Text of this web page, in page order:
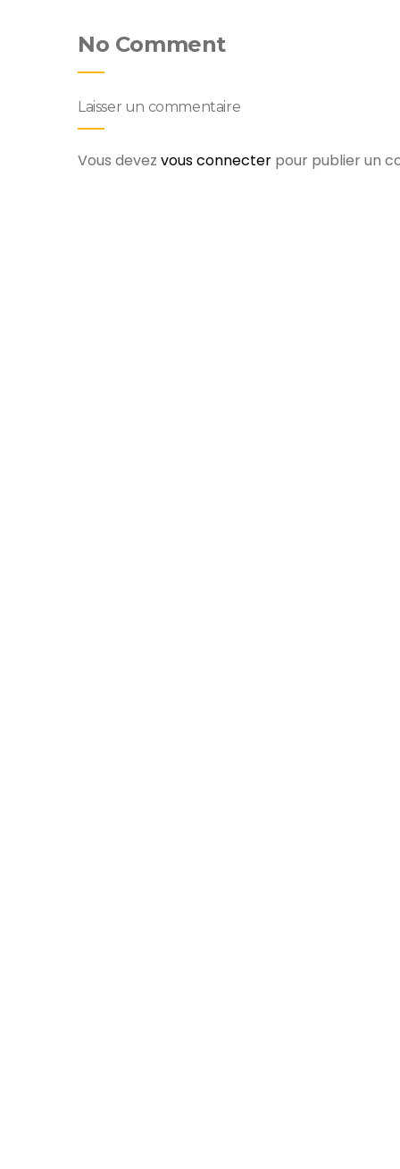
No Comment
Laisser un commentaire
Vous devez vous connecter pour publier un